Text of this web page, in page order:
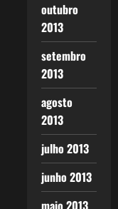
outubro
2013
setembro
2013
agosto
2013
julho 2013
junho 2013
maio 2013